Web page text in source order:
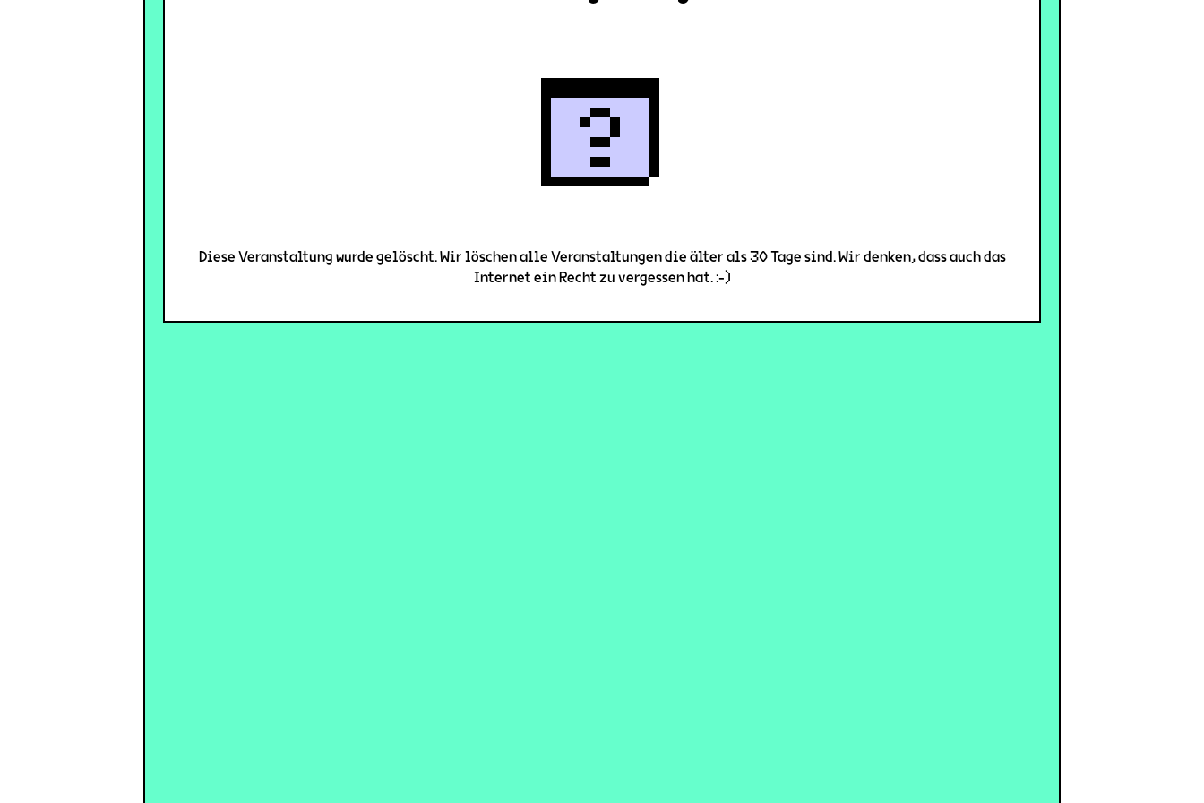
Diese Veranstaltung wurde gelöscht. Wir löschen alle Veranstaltungen die älter als 30 Tage sind. Wir denken, dass auch das
Internet ein Recht zu vergessen hat. :-)